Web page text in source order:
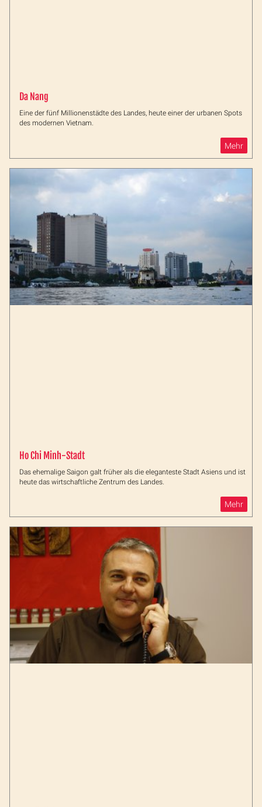
Da Nang
Eine der fünf Millionenstädte des Landes, heute einer der urbanen Spots
des modernen Vietnam.
Mehr
Ho Chi Minh-Stadt
Das ehemalige Saigon galt früher als die eleganteste Stadt Asiens und ist
heute das wirtschaftliche Zentrum des Landes.
Mehr